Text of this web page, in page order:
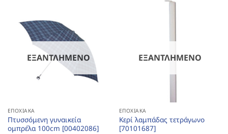
ΕΞΑΝΤΛΗΜΈΝΟ
ΕΠΟΧΙΑΚΆ
Πτυσσόμενη γυναικεία
ομπρέλα 100cm [00402086]
ΕΞΑΝΤΛΗΜΈΝΟ
ΕΠΟΧΙΑΚΆ
Κερί λαμπάδας τετράγωνο
[70101687]